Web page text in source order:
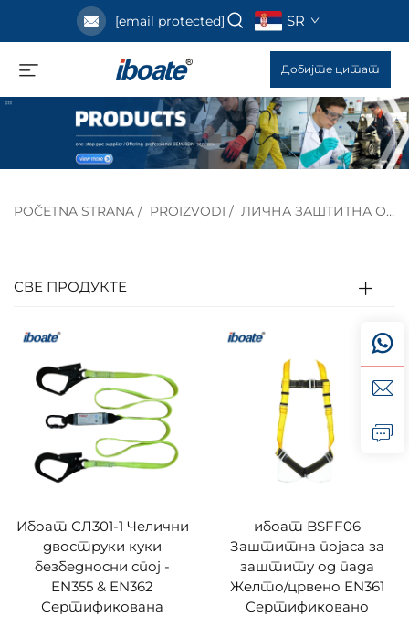
[email protected] SR
Добијте цитат
POČETNA STRANA / PROIZVODI / ЛИЧНА ЗАШТИТНА ОПРЕМА
СВЕ ПРОДУКТЕ
Ибоат СЛ301-1 Челични
двоструки куки
безбедносни спој -
EN355 & EN362
Сертификована
ибоат BSFF06
Заштитна појаса за
заштиту од пада
Желто/црвено EN361
Сертификовано